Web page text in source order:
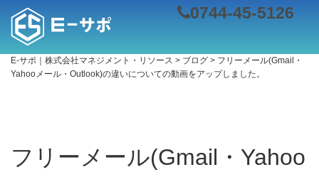
0744-45-5126
E-サポ｜株式会社マネジメント・リソース > ブログ > フリーメール(Gmail・
Yahooメール・Outlook)の違いについての動画をアップしました。
フリーメール(Gmail・Yahoo